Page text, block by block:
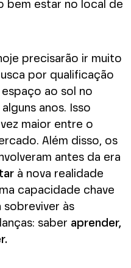
bem estar no local de
precisarão ir muito
por qualificação
ao sol no
anos. Isso
maior entre o
Além disso, os
antes da era
à nova realidade
capacidade chave
às
saber aprender,